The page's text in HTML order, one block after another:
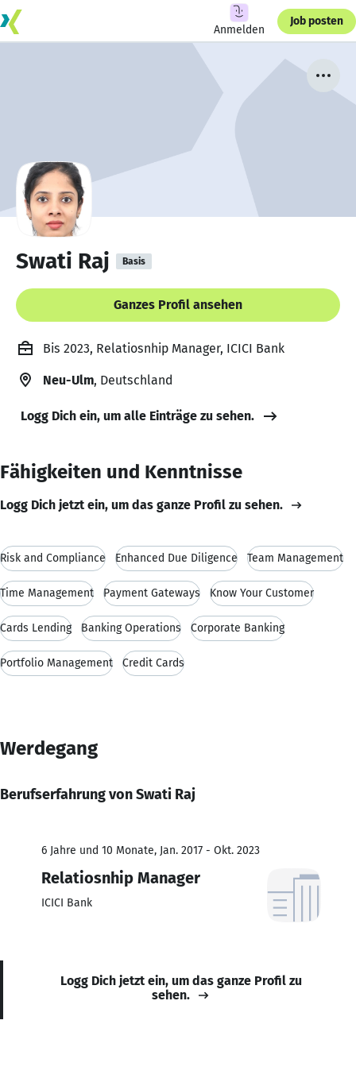
Anmelden
Job posten
Swati Raj Basis
Ganzes Profil ansehen
Bis 2023, Relatiosnhip Manager, ICICI Bank
Neu-Ulm, Deutschland
Logg Dich ein, um alle Einträge zu sehen.
Fähigkeiten und Kenntnisse
Logg Dich jetzt ein, um das ganze Profil zu sehen.
Risk and Compliance Enhanced Due Diligence Team Management
Time Management Payment Gateways Know Your Customer
Cards Lending Banking Operations Corporate Banking
Portfolio Management Credit Cards
Werdegang
Berufserfahrung von Swati Raj
6 Jahre und 10 Monate, Jan. 2017 - Okt. 2023
Relatiosnhip Manager
ICICI Bank
Logg Dich jetzt ein, um das ganze Profil zu
sehen.